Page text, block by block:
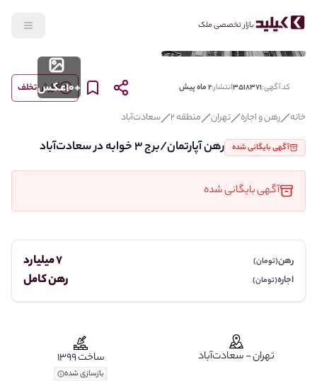
بازار تخصصی ملک
+
10عکس
خانه رهن و اجاره تهران منطقه 2 سعادت‌آباد
کد آگهی:3518371انتشار:2 ماه پیش
آگهی بایگانی شده رهن آپارتمان/برج 3 خوابه در سعادت‌آباد
آگهی بایگانی شده
گزارش تخلف
رهن(تومان) 7 میلیارد
اجاره(تومان) رهن کامل
تهران - سعادت‌آباد ساخت 1399
بازسازی شده